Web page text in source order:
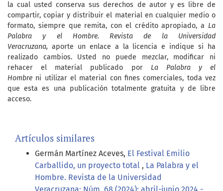
la cual usted conserva sus derechos de autor y es libre de
compartir, copiar y distribuir el material en cualquier medio o
formato, siempre que remita, con el crédito apropiado, a La
Palabra y el Hombre. Revista de la Universidad
Veracruzana, aporte un enlace a la licencia e indique si ha
realizado cambios. Usted no puede mezclar, modificar ni
rehacer el material publicado por La Palabra y el
Hombre ni utilizar el material con fines comerciales, toda vez
que esta es una publicación totalmente gratuita y de libre
acceso.
Artículos similares
Germán Martínez Aceves, El Festival Emilio
Carballido, un proyecto total , La Palabra y el
Hombre. Revista de la Universidad